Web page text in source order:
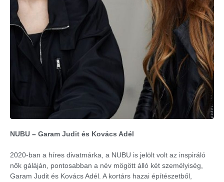
NUBU – Garam Judit és Kovács Adél
2020-ban a híres divatmárka, a NUBU is jelölt volt az inspiráló
nők gáláján, pontosabban a név mögött álló két személyiség,
Garam Judit és Kovács Adél. A kortárs hazai építészetből,